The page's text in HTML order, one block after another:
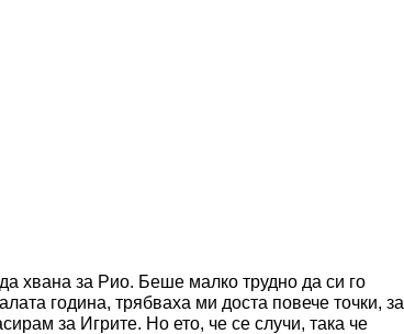
хвана за Рио. Беше малко трудно да си го
година, трябваха ми доста повече точки, за
за Игрите. Но ето, че се случи, така че